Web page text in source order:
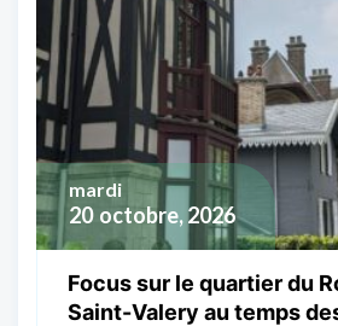
20 octobre, 2026
mardi
Focus sur le quartier du
Saint-Valery au temps